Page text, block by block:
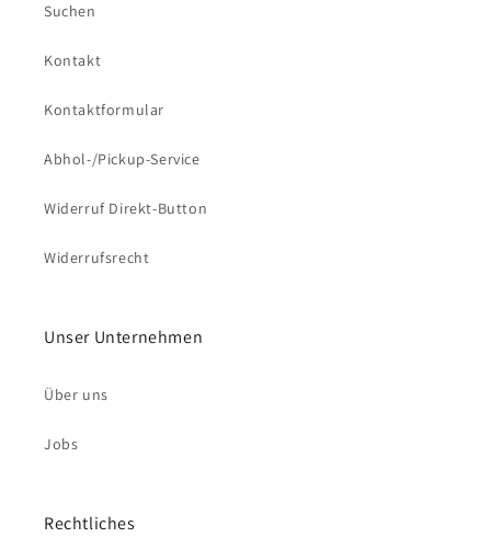
Suchen
Kontakt
Kontaktformular
Abhol-/Pickup-Service
Widerruf Direkt-Button
Widerrufsrecht
Unser Unternehmen
Über uns
Jobs
Rechtliches